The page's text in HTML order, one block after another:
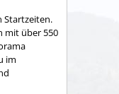
Startzeiten.
mit über 550
im